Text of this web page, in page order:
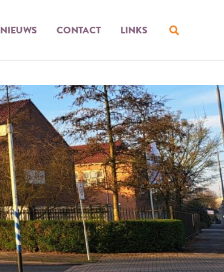
NIEUWS CONTACT LINKS Zoeken